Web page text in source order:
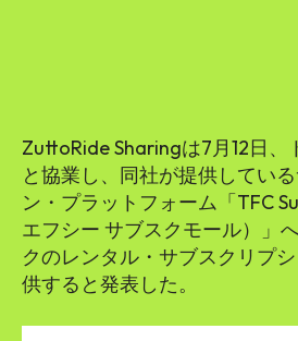
ZuttoRide Sharingは7月12日、
と協業し、同社が提供してい
ン・プラットフォーム「TFC
エフシー サブスクモール）」
クのレンタル・サブスクリプ
供すると発表した。